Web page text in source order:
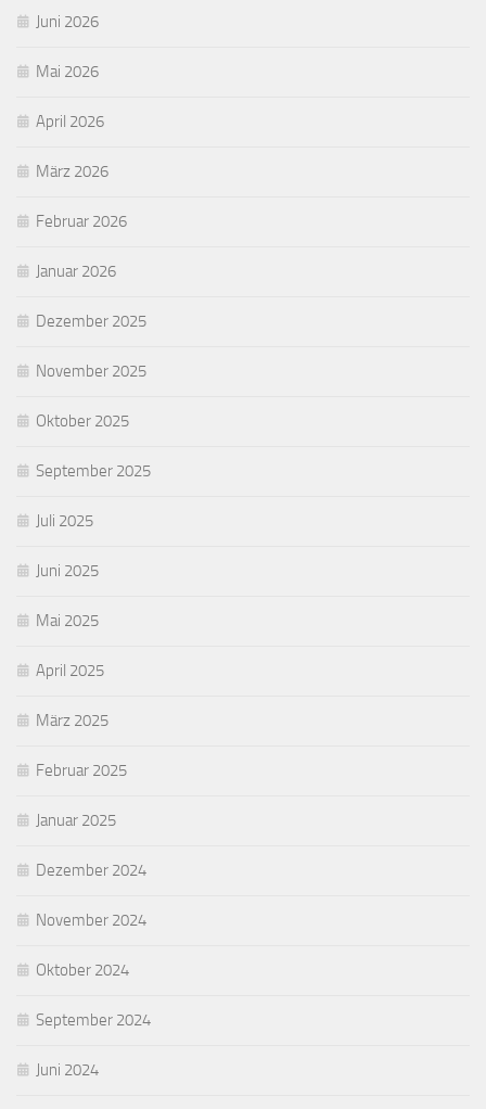
Juni 2026
Mai 2026
April 2026
März 2026
Februar 2026
Januar 2026
Dezember 2025
November 2025
Oktober 2025
September 2025
Juli 2025
Juni 2025
Mai 2025
April 2025
März 2025
Februar 2025
Januar 2025
Dezember 2024
November 2024
Oktober 2024
September 2024
Juni 2024